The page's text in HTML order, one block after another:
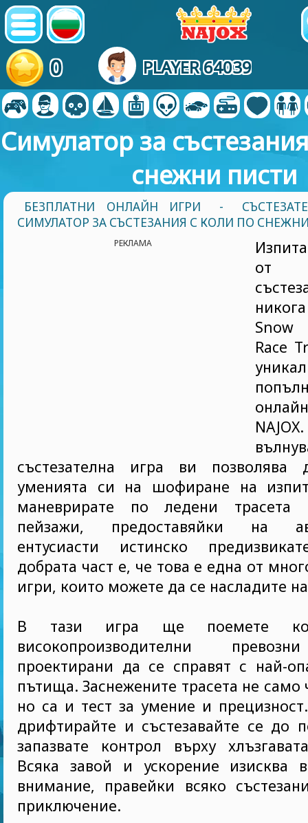
0 PLAYER 64039
Симулатор за
снежни писти
БЕЗПЛАТНИ ОНЛАЙН ИГРИ -
СИМУЛАТОР ЗА СЪСТЕЗАНИЯ С КОЛИ ПО
РЕКЛАМА
от
Race
състезателна игра ви позволява
уменията си на шофиране на
маневрирате по ледени трасета
пейзажи, предоставяйки на
ентусиасти истинско
добрата част е, че това е една от
игри, които можете да се насладите на
В тази игра ще поемете
високопроизводителни
проектирани да се справят с най-
пътища. Заснежените трасета не само
но са и тест за умение и
дрифтирайте и състезавайте се до
запазвате контрол върху
Всяка завой и ускорение изисква
внимание, правейки всяко
приключение.